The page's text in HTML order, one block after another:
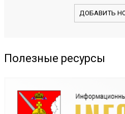
ДОБАВИТЬ
Полезные ресурсы